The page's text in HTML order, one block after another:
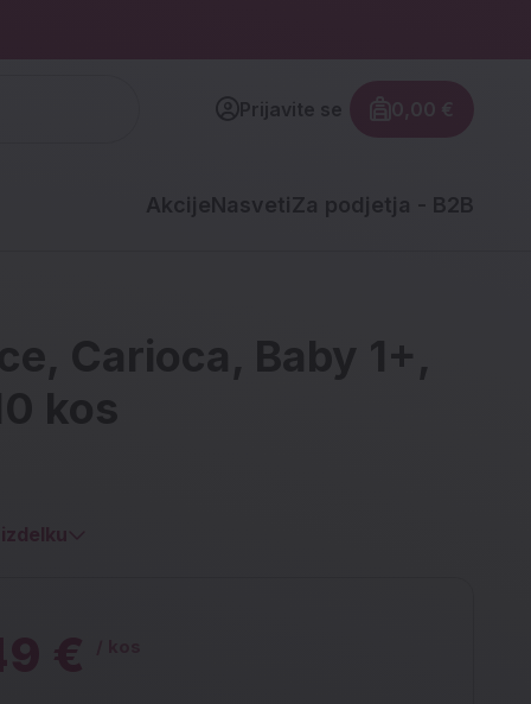
Prijavite se
Znesek
0,00 €
AkcijeNasveti Za podjetja - B2B
Carioca, Baby 1+,
kos
€